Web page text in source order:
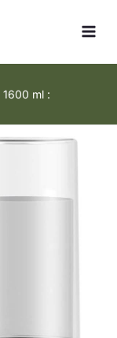
1600 ml :